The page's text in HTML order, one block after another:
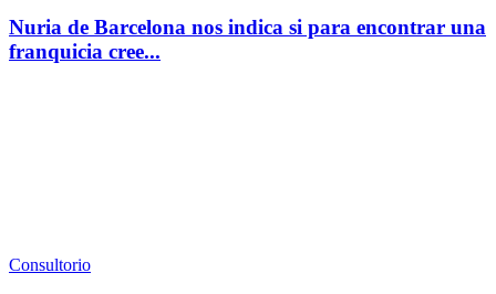
Nuria de Barcelona nos indica si para encontrar una
franquicia cree...
Consultorio